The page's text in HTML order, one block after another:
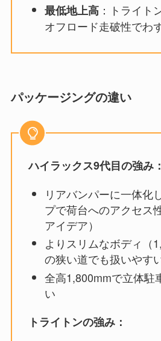
最低地上高：トライト
オフロード走破性でわ
パッケージングの違い
ハイラックス9代目の強み：
リアバンパーに一体化
プで荷台へのアクセス
アイデア）
よりスリムなボディ（
の狭い道でも扱いやす
全高1,800mmで立体駐
い
トライトンの強み：